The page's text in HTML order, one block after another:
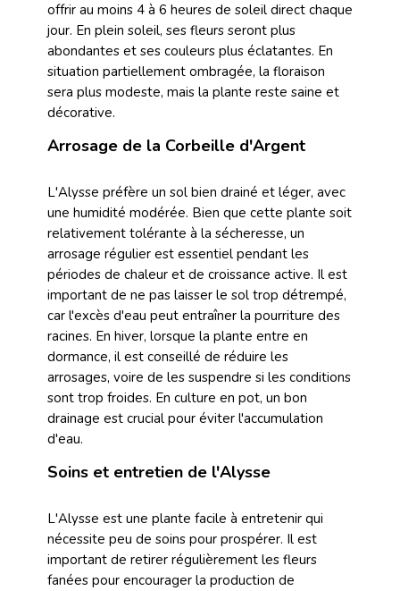
offrir au moins 4 à 6 heures de soleil direct chaque
jour. En plein soleil, ses fleurs seront plus
abondantes et ses couleurs plus éclatantes. En
situation partiellement ombragée, la floraison
sera plus modeste, mais la plante reste saine et
décorative.
Arrosage de la Corbeille d'Argent
L'Alysse préfère un sol bien drainé et léger, avec
une humidité modérée. Bien que cette plante soit
relativement tolérante à la sécheresse, un
arrosage régulier est essentiel pendant les
périodes de chaleur et de croissance active. Il est
important de ne pas laisser le sol trop détrempé,
car l'excès d'eau peut entraîner la pourriture des
racines. En hiver, lorsque la plante entre en
dormance, il est conseillé de réduire les
arrosages, voire de les suspendre si les conditions
sont trop froides. En culture en pot, un bon
drainage est crucial pour éviter l'accumulation
d'eau.
Soins et entretien de l'Alysse
L'Alysse est une plante facile à entretenir qui
nécessite peu de soins pour prospérer. Il est
important de retirer régulièrement les fleurs
fanées pour encourager la production de